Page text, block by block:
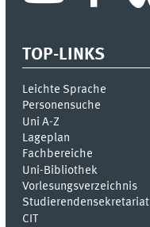
TOP-LINKS
Leichte Sprache
Personensuche
Uni A-Z
Lageplan
Fachbereiche
Uni-Bi­bli­o­thek
Vor­le­sungs­ver­zeich­nis
Stu­die­ren­den­se­kre­ta­ri­at
CIT